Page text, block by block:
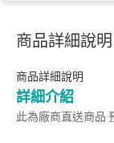
商品詳細說明
商品詳細說明
詳細介紹
此為廠商直送商品